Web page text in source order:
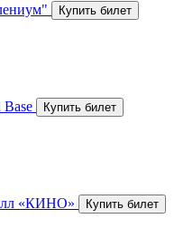
Base
«КИНО»